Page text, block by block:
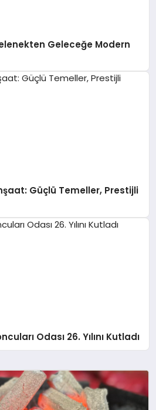
Geleceğe Modern
Güçlü Temeller, Prestijli
Odası 26. Yılını Kutladı